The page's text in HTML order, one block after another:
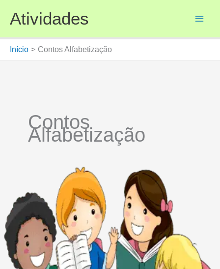
para
conteúdo
Atividades
Início Contos Alfabetização
Contos
Alfabetização